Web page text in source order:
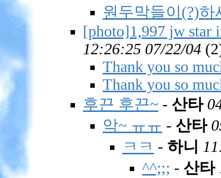
원두막들이(?)하
[photo]1,997 jw star
12:26:25 07/22/04 (
Thank you so
Thank you so
후끈 후끈~ - 산타
악~ ㅠㅠ - 산타
ㅋㅋ - 하니
^^;;; - 산타